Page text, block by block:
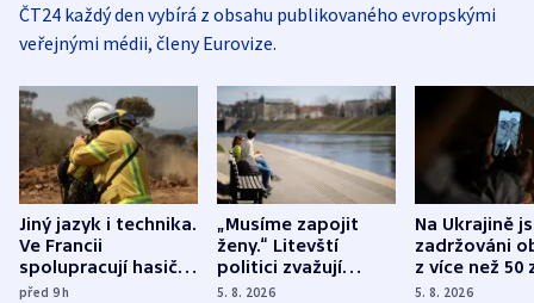
ČT24 každý den vybírá z obsahu publikovaného evropskými
veřejnými médii, členy Eurovize.
Jiný jazyk i technika.
Ve Francii
spolupracují hasiči z
různých zemí
před 9h
„Musíme zapojit
ženy.“ Litevští
politici zvažují
dohodu o
5. 8. 2026
Na Ukrajině
zadržováni
z více než 50
Bojovali na
5. 8. 2026